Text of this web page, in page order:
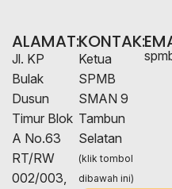
ALAMAT:
Jl. KP
Bulak
Dusun
Timur Blok
A No.63
RT/RW
002/003,
KONTAK:
Ketua
SPMB
SMAN 9
Tambun
Selatan
(klik tombol
dibawah ini)